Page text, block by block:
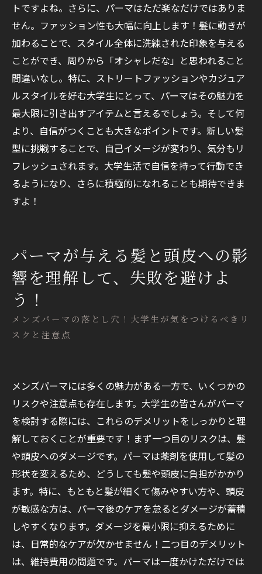
トですよね。さらに、パーマはただ楽なだけではありま
せん。ファッション性も大幅に向上します！髪に動きが
加わることで、スタイル全体に洗練された印象を与える
ことができ、周りから「オシャレだな」と思われること
間違いなし。特に、ストリートファッションやカジュア
ルスタイルを好む大学生にとって、パーマはその魅力を
最大限に引き出すアイテムと言えるでしょう。そして何
より、自信がつくことも大きなポイントです。新しい髪
型に挑戦することで、自己イメージが変わり、気分もリ
フレッシュされます。大学生活で自信を持って行動でき
るようになり、さらに積極的になれることも期待できま
すよ！
メンズパーマの落とし穴！大学生が気をつけるべきリ
スクと注意点
パーマが与える髪と頭皮への影
響を理解して、失敗を避けよ
う！
メンズパーマには多くの魅力がある一方で、いくつかの
リスクや注意点も存在します。大学生の皆さんがパーマ
を検討する際には、これらのデメリットをしっかりと理
解しておくことが重要です！まず一つ目のリスクは、髪
や頭皮へのダメージです。パーマは薬剤を使用して髪の
形状を変えるため、どうしても髪や頭皮に負担がかかり
ます。特に、もともと髪が細くて傷みやすい方や、頭皮
が敏感な方は、パーマ後のケアを怠るとダメージが蓄積
しやすくなります。ダメージを最小限に抑えるために
は、日常的なケアが欠かせません！二つ目のデメリット
は、維持費用の問題です。パーマは一度かけただけでは